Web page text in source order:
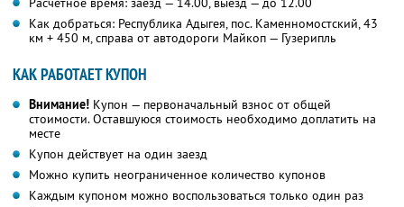
Как добраться: Республика Адыгея, пос. Каменномостский, 43
км + 450 м, справа от автодороги Майкоп — Гузерипль
КАК РАБОТАЕТ КУПОН
Внимание! Купон — первоначальный взнос от общей
стоимости. Оставшуюся стоимость необходимо доплатить на
месте
Купон действует на один заезд
Можно купить неограниченное количество купонов
Каждым купоном можно воспользоваться только один раз